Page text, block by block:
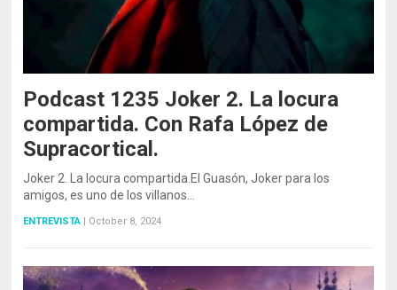
Podcast 1235 Joker 2. La locura
compartida. Con Rafa López de
Supracortical.
Joker 2. La locura compartida.El Guasón, Joker para los
amigos, es uno de los villanos…
ENTREVISTA | October 8, 2024